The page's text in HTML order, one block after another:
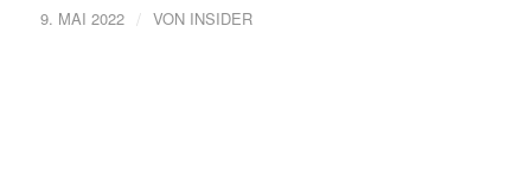
9. MAI 2022 / VON INSIDER